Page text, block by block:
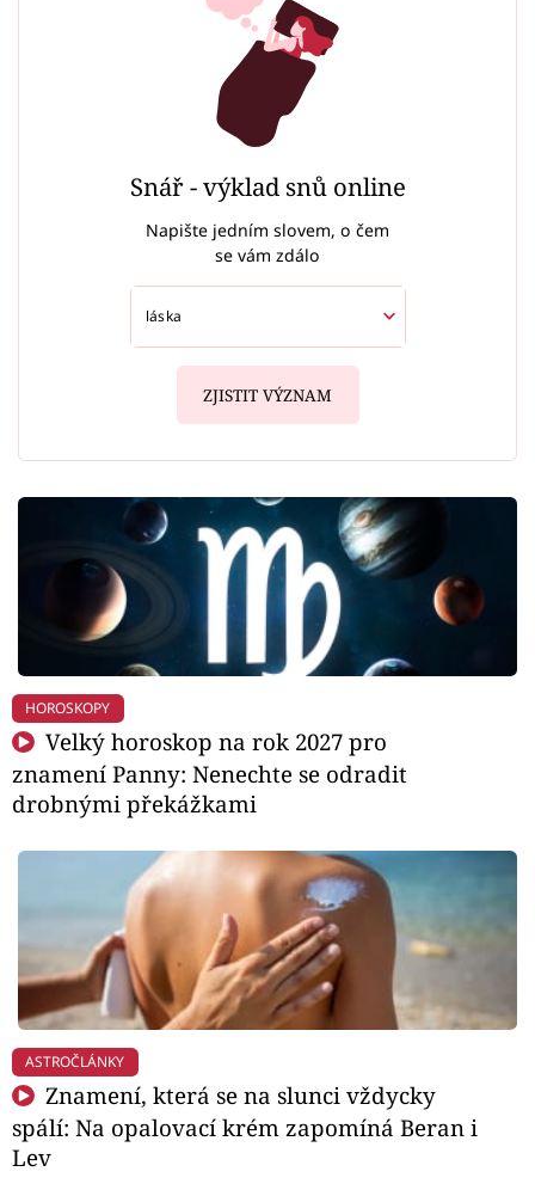
Snář - výklad snů online
Napište jedním slovem, o čem
se vám zdálo
ZJISTIT VÝZNAM
HOROSKOPY
Velký horoskop na rok 2027 pro
znamení Panny: Nenechte se odradit
drobnými překážkami
ASTROČLÁNKY
Znamení, která se na slunci vždycky
spálí: Na opalovací krém zapomíná Beran i
Lev